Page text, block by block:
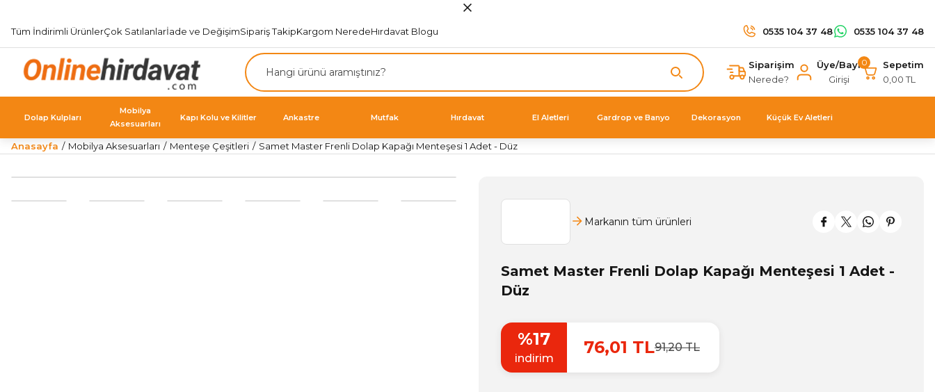
Tüm İndirimli ÜrünlerÇok Satılanlarİade ve DeğişimSipariş TakipKargom NeredeHırdavat Blogu 0535 104 37 48 0535 104 37 48
Siparişim
Nerede?
Üye/Bayi
Girişi
0
Sepetim
0,00 TL
Dolap Kulpları
Mobilya
Aksesuarları
Kapı Kolu ve Kilitler Ankastre Mutfak Hırdavat El Aletleri Gardrop ve Banyo Dekorasyon Küçük Ev Aletleri
Anasayfa Mobilya Aksesuarları Menteşe Çeşitleri Samet Master Frenli Dolap Kapağı Menteşesi 1 Adet - Düz
Markanın tüm ürünleri
Samet Master Frenli Dolap Kapağı Menteşesi 1 Adet -
Düz
%17
indirim
76,01 TL91,20 TL